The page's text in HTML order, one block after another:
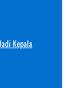
Kepala